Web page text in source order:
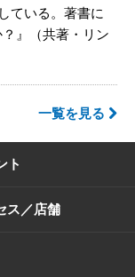
ている。著書に
』（共著・リン
一覧を見る
ト
ス／店舗